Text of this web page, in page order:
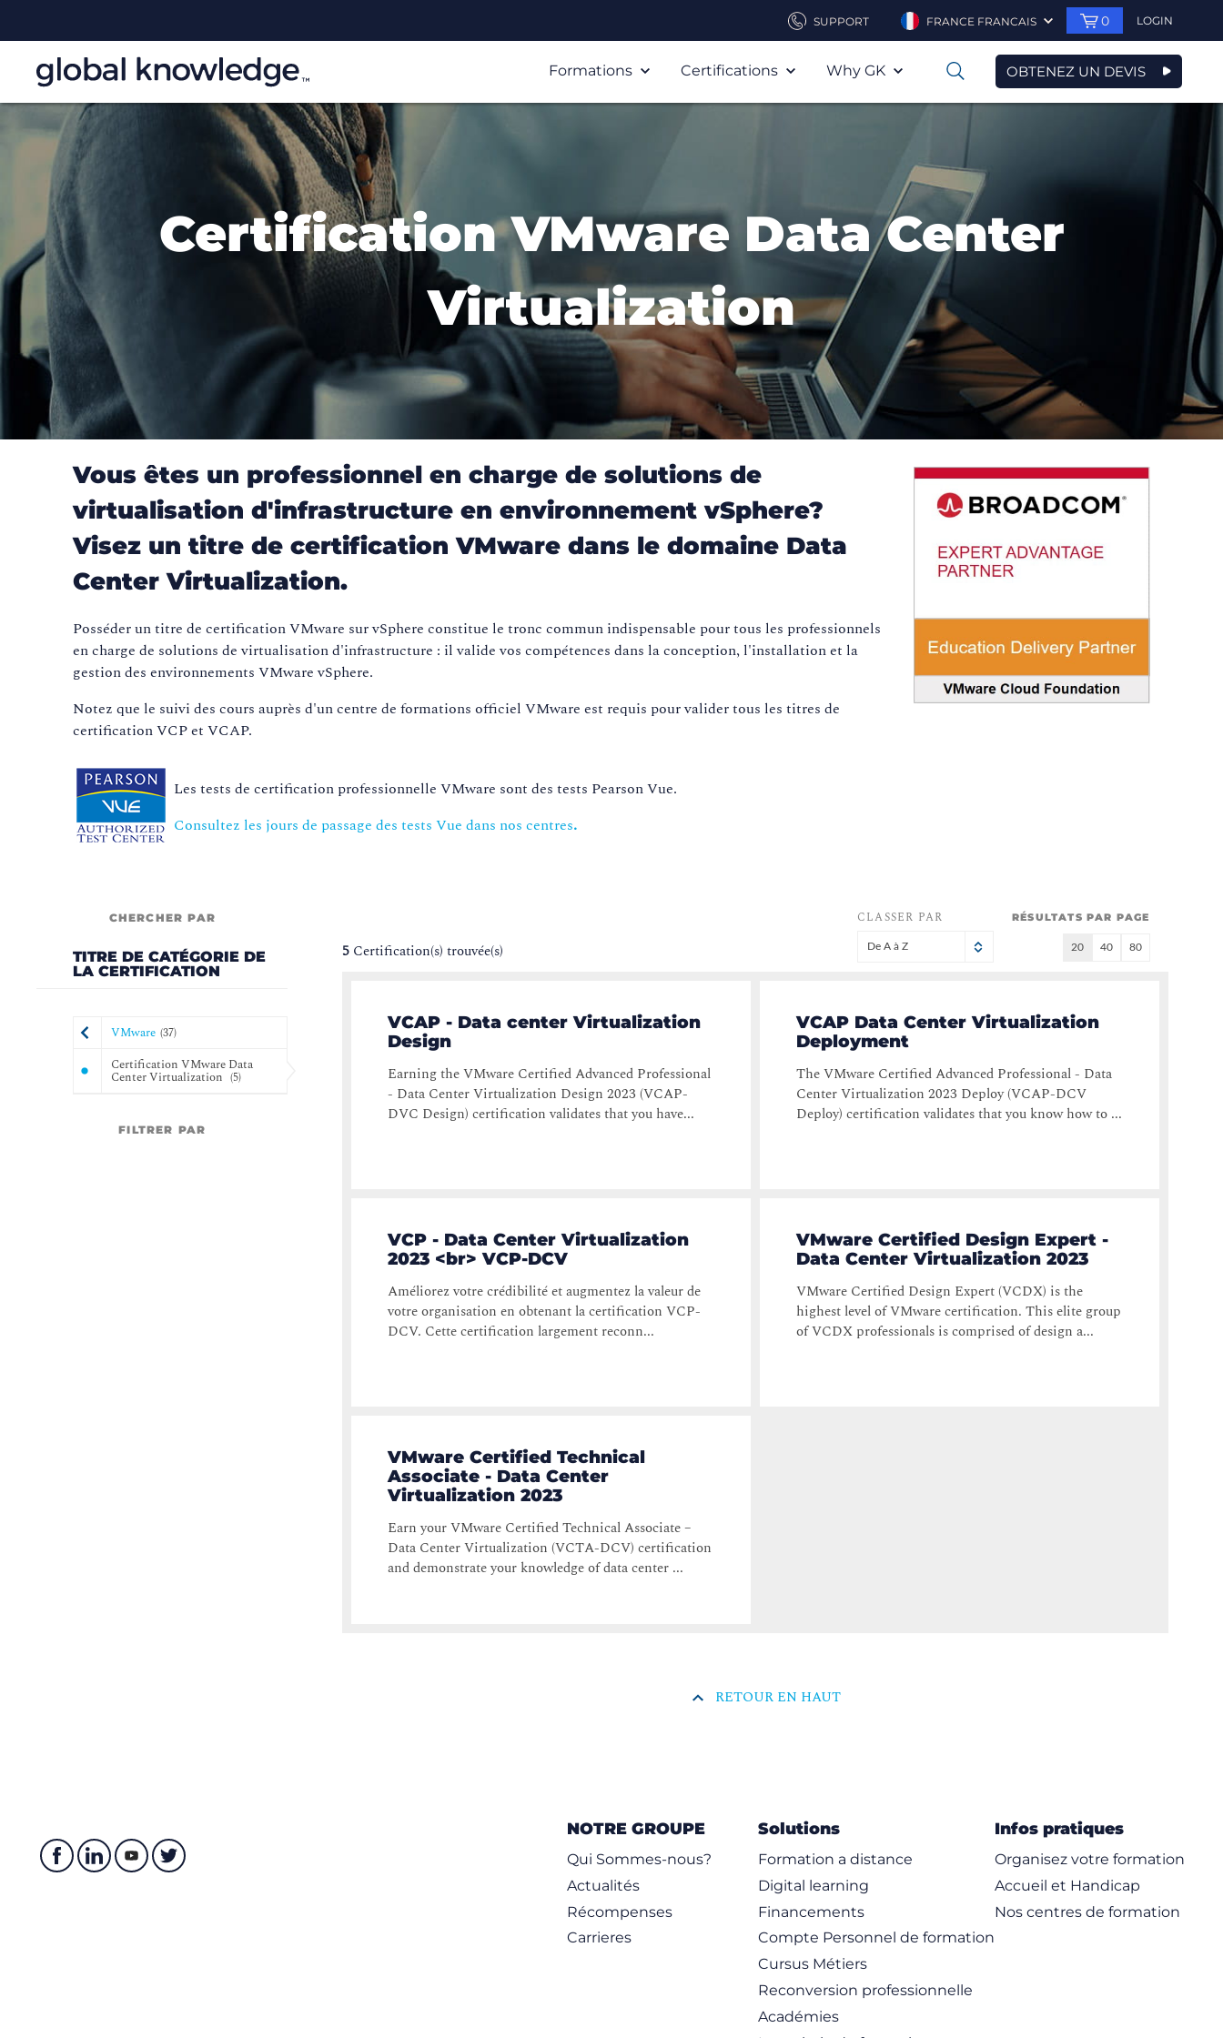
SUPPORT FRANCE FRANCAIS 0 LOGIN
Formations Certifications Why GK 0 OBTENEZ UN DEVIS
Certification VMware Data Center
Virtualization
Vous êtes un professionnel en charge de solutions de
virtualisation d'infrastructure en environnement vSphere?
Visez un titre de certification VMware dans le domaine Data
Center Virtualization.
Posséder un titre de certification VMware sur vSphere constitue le tronc commun indispensable pour tous les professionnels
en charge de solutions de virtualisation d'infrastructure : il valide vos compétences dans la conception, l'installation et la
gestion des environnements VMware vSphere.
Notez que le suivi des cours auprès d'un centre de formations officiel VMware est requis pour valider tous les titres de
certification VCP et VCAP.
Les tests de certification professionnelle VMware sont des tests Pearson Vue.
Consultez les jours de passage des tests Vue dans nos centres.
CHERCHER PAR
TITRE DE CATÉGORIE DE
LA CERTIFICATION
VMware (37)
Certification VMware Data
Center Virtualization (5)
FILTRER PAR
5 Certification(s) trouvée(s)
CLASSER PAR
De A à Z
RÉSULTATS PAR PAGE
20 40 80
VCAP - Data center Virtualization
Design
Earning the VMware Certified Advanced Professional
- Data Center Virtualization Design 2023 (VCAP-
DVC Design) certification validates that you have...
VCAP Data Center Virtualization
Deployment
The VMware Certified Advanced Professional - Data
Center Virtualization 2023 Deploy (VCAP-DCV
Deploy) certification validates that you know how to ...
VCP - Data Center Virtualization
2023 <br> VCP-DCV
Améliorez votre crédibilité et augmentez la valeur de
votre organisation en obtenant la certification VCP-
DCV. Cette certification largement reconn...
VMware Certified Design Expert -
Data Center Virtualization 2023
VMware Certified Design Expert (VCDX) is the
highest level of VMware certification. This elite group
of VCDX professionals is comprised of design a...
VMware Certified Technical
Associate - Data Center
Virtualization 2023
Earn your VMware Certified Technical Associate –
Data Center Virtualization (VCTA-DCV) certification
and demonstrate your knowledge of data center ...
RETOUR EN HAUT
NOTRE GROUPE
Qui Sommes-nous?
Actualités
Récompenses
Carrieres
Solutions
Formation a distance
Digital learning
Financements
Compte Personnel de formation
Cursus Métiers
Reconversion professionnelle
Académies
Infos pratiques
Organisez votre formation
Accueil et Handicap
Nos centres de formation